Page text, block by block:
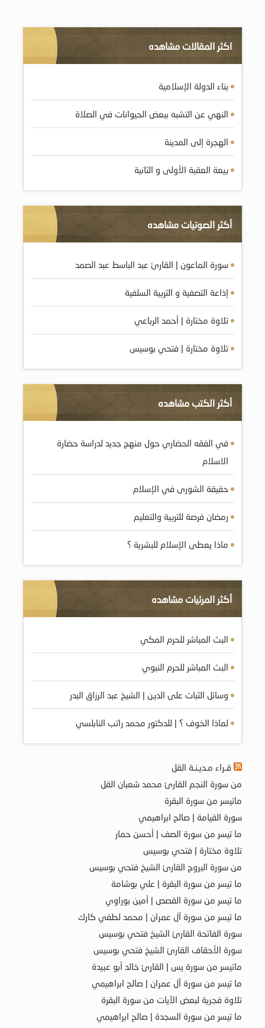
اكثر المقالات مشاهده
بناء الدولة الإسلامية
النهي عن التشبه ببعض الحيوانات في الصلاة
الهجرة إلى المدينة
بيعة العقبة الأولى و الثانية
أكثر الصوتيات مشاهده
سورة الماعون | القارئ عبد الباسط عبد الصمد
إذاعة التصفية و التربية السلفية
تلاوة مختارة | أحمد الرباعي
تلاوة مختارة | فتحي بوسيس
أكثر الكتب مشاهده
في الفقه الحضاري حول منهج جديد لدراسة حضارة
الاسلام
حقيقة الشورى في الإسلام
رمضان فرصة للتربية والتعليم
ماذا يعطى الإسلام للبشرية ؟
أكثر المرئيات مشاهده
البث المباشر للحرم المكي
البث المباشر للحرم النبوي
وسائل الثبات على الدين | الشيخ عبد الرزاق البدر
لماذا الخوف ؟ | للدكتور محمد راتب النابلسي
قـراء مـديـنـة القل
من سورة النجم القارئ محمد شعبان القل
ماتيسر من سورة البقرة
سورة القيامة | صالح ابراهيمي
ما تيسر من سورة الصف | أحسن حمار
تلاوة مختارة | فتحي بوسيس
من سورة البروج القارئ الشيخ فتحي بوسيس
ما تيسر من سورة البقرة | علي بوشامة
ما تيسر من سورة القصص | أمين بوراوي
ما تيسر من سورة آل عمران | محمد لطفي كارك
سورة الفاتحة القارئ الشيخ فتحي بوسيس
سورة الأحقاف القارئ الشيخ فتحي بوسيس
ماتيسر من سورة يس | القارئ خالد أبو عبيدة
ما تيسر من سورة آل عمران | صالح ابراهيمي
تلاوة فجرية لبعض الآيات من سورة البقرة
ما تيسر من سورة السجدة | صالح ابراهيمي